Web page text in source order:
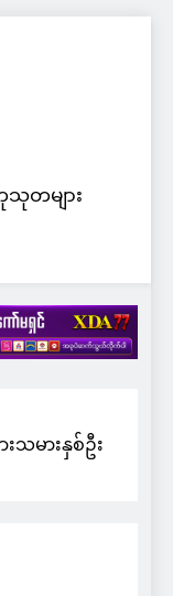
သုတများ
မားနှစ်ဦး